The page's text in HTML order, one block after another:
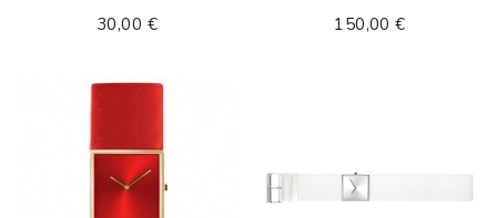
30,00 € 150,00 €